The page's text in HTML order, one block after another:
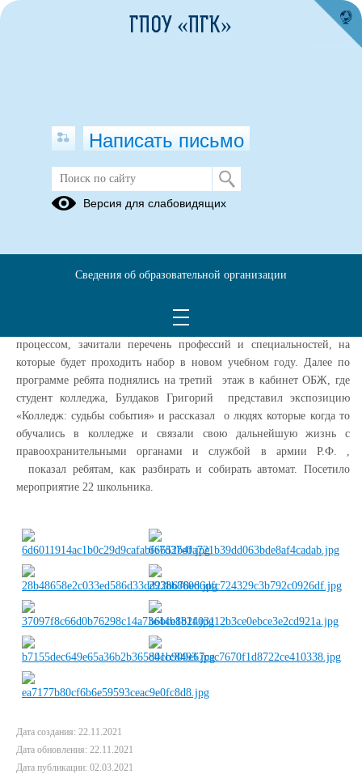
Профориентационная работа
02 марта 2021 года в ГПОУ «Приаргунский государственный
колледж» в рамках профориентационной работы состоялась
библиотеке колледжа ребят познакомили с историей
образовательного учреждения, с учебно-воспитательным
процессом, зачитали перечень профессий и специальностей, на
которые будет проходить набор в новом учебном году. Далее по
программе ребята поднялись на третий этаж в кабинет ОБЖ, где
студент колледжа, Булдаков Григорий представил экспозицию
«Колледж: судьбы события» и рассказал о людях которые когда то
обучались в колледже и связали свою дальнейшую жизнь с
правоохранительными органами и службой в армии Р.Ф. ,
показал ребятам, как разбирать и собирать автомат. Посетило
мероприятие 22 школьника.
Дата создания: 22.11.2021
Дата обновления: 22.11.2021
Дата публикации: 02.03.2021
ГПОУ «ПГК»
Написать письмо
Версия для слабовидящих
Сведения об образовательной организации